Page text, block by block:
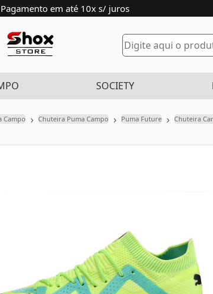
Pagamento em até 10x s/ juros
SOCIETY
Campo › Chuteira Puma Campo › Puma Future › Chuteira